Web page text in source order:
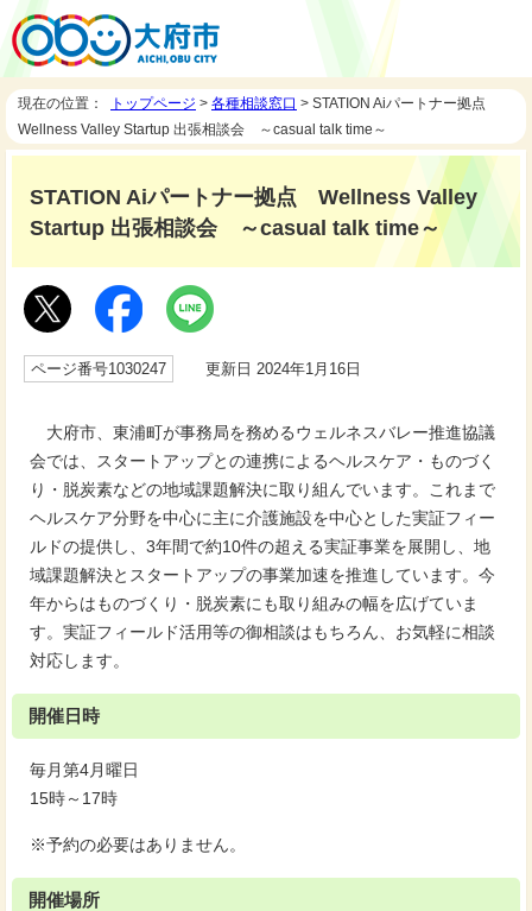
現在の位置： トップページ > 各種相談窓口 > STATION Aiパートナー拠点
Wellness Valley Startup 出張相談会 ～casual talk time～
STATION Aiパートナー拠点 Wellness Valley
Startup 出張相談会 ～casual talk time～
ページ番号1030247 更新日 2024年1月16日
大府市、東浦町が事務局を務めるウェルネスバレー推進協議
会では、スタートアップとの連携によるヘルスケア・ものづく
り・脱炭素などの地域課題解決に取り組んでいます。これまで
ヘルスケア分野を中心に主に介護施設を中心とした実証フィー
ルドの提供し、3年間で約10件の超える実証事業を展開し、地
域課題解決とスタートアップの事業加速を推進しています。今
年からはものづくり・脱炭素にも取り組みの幅を広げていま
す。実証フィールド活用等の御相談はもちろん、お気軽に相談
対応します。
開催日時
毎月第4月曜日
15時～17時
※予約の必要はありません。
開催場所